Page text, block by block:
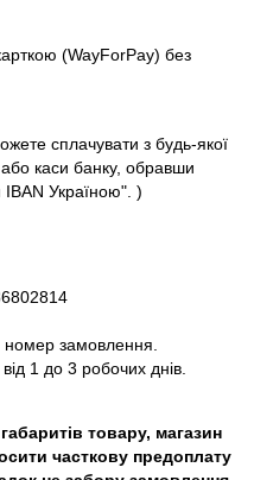
(WayForPay) без
сплачувати з будь-якої
або каси банку, обравши
IBAN Україною". )
номер замовлення.
1 до 3 робочих днів.
товару, магазин
часткову предоплату